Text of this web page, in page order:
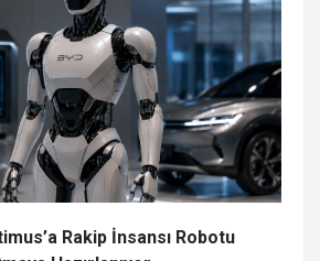
Rakip İnsansı Robotu